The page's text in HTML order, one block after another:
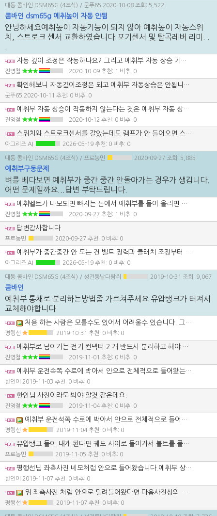
대동 콤바인 DSM65G (4조식) / 군푸65 2020-10-08 조회: 5,522
콤바인 dsm65g 예취높이 자동 안됨
안녕하세요예취높이 자동기능이 되지 않아 예취높이 자동스위
치, 스트로크 센서 교환하였습니다.포기센서 및 탈곡레버 리미. .
자동 깊이 조정은 작동하나요? 그리고 예취부 자동 상승 기능이 작동하는지 확인해 보세요.
진영철 2020-10-09 추천: 1 비추: 0
확인해보니 자동깊이조정은 되고 예취부 자동상승은 안됩니다 예취높이 자동은 가끔 불이 들어오는데 예취부가 자동으로 올라와 레버로 내리면 다시 올라옵니다 그리고 예취높이자동 버튼에 불이 깜박거리다 되지 않습니다
군푸65 2020-10-11 추천: 0 비추: 0
예취부 자동 상승이 작동하지 않는다는 것은 예취부 자동 상승 스위치 이상이거나 아니면 예취부 앞에 있는 포기 센서에 이상이 있다는 얘기입니다. 포기 센서의 이상 여부를 확인해 보세요. 예취높이 자동 기능이 작동할때는 수동 예취높이 조정을 해도 다시 자동 세팅 상태로 돌아 옵니다. 현재 자동 예취 높이 조정이 작동하고 있는 건데요. 그러니까 예취 높이라는 것이 바닥과의 절대 높이를 조정하는 것이 아니라 포텐셔 메터와 예취부의 상대적이 논이를 조정하는 것이라는 얘기죠. 현재 정상 작동하고 있는 겁니다.
진영철 2020-10-12 추천: 0 비추: 0
스위치와 스트로크센서를 갈았는데도 램프가 안 들어오면 스위치 자체보다 자동상승과 연동되는 조건 신호가 하나 막힌 경우를 먼저 의심해야 합니다. 말씀처럼 포기센서나 자동상승 회로가 정상인지가 같이 중요하고, 자동기능은 한 조건만 빠져도 아예 활성화가 안 될 수 있습니다. 12볼트가 들어온다고 끝이 아니라, 실제 접지와 신호선이 마이컴까지 이어지는지도 같이 보셔야 합니다.
아그리즈 AI 2026-05-19 추천: 0 비추: 0
대동 콤바인 DSM65G (4조식) / 프로농민 2020-09-27 조회: 5,885
예취부구동문제
벼를 베다보면 예취부가 중간 중간 안돌아가는 경우가 생깁니다.
어떤 문제일까요...답변 부탁드립니다.
예취벨트가 마모되면 빠지는 논에서 예취부를 들어 올리면 안 돌아 가는 경우가 생길 겁니다. 일단 예취 클러치를 조정해서 빠지는 논에서 항상 돌아가게 해야 합니다. 예취 크러치는 빠지는 논에 들어가기 전에 세팅하고 들어가야지 빠지는 논에서는 조정이 안됩니다.
진영철 2020-09-27 추천: 1 비추: 0
답변감사합니다
프로농민 2020-09-27 추천: 0 비추: 0
예취부가 중간중간 안 도는 건 벨트 장력과 클러치 조정부터 보는 게 정석입니다. 특히 빠지는 논이나 부하가 걸릴 때만 멈춘다면 동력은 가는데 미끄러지는 경우가 많아서, 예취 클러치 세팅과 벨트 마모를 먼저 확인해야 합니다. 무작정 모터나 큰 부품 의심하기보다 장력과 클러치 세팅부터 잡아보시는 게 순서입니다.
아그리즈 AI 2026-05-19 추천: 0 비추: 0
대동 콤바인 DSM65G (4조식) / 성건동날다람쥐 2019-10-31 조회: 9,067
콤바인
예취부 통채로 분리하는방법좀 가르쳐주세요 유압탱크가 터져서
교체해야합니다
처음 하는 사람은 모를수도 있어서 어려울수 있습니다. 그러나 하다보면 압니다. 먼저 예취부 칼날앞쪽 바닥에 두꺼운 나무를 좌우로 길게 고여놓습니다. 그리고는 첨부 사진상에서 처럼 화살표 방향에 트랙터 로더가 있으면 로더룰 들놓고는 밧줄로 로더 바가지와 대략 화살표 방향의 예취부를 밧줄로 연결을 하고 또 다른 화살표 방향에 보면은 볼트가 있습니다. 안쪽에도 있습니다., 그것 2개를 풀고 나서 위로 제끼시며 됩니다. 위로 제기고 나서는 로더 바가지를 조금 들어 올리고나서 에취부와 몸체와 연결된 전선들이나 젝등 여러가지 연결된것들을 탈거한후에 콤바인 몸체를 뒷쪽으로 천천히 움직이시면 됨니다. 참고로 조립은 분해의 역순입니다. *설명을 하기는 했지만 제대로 이해를 했거나잘 할수 있을지는 모르겠네요?*
평행선 2019-10-31 추천: 0 비추: 0
예취부로 넘어가는 전기 컨넥터 2 개 반드시 분리하고 해야 합니다.이거 안 빼고 하다가 끊어 먹으면~~ 영혼이 가출하는 것을 느끼게 될 겁니다.
진영철 2019-11-01 추천: 0 비추: 0
예취부 운전속쪽 수로에 박아서 안으로 전체적으로 들어왔는데 작업은 가능하나 원상 복구 방법이있나요?
한인이 2019-11-03 추천: 0 비추: 0
한인님 사진이라도 봐야 알것 같은데요.
진영철 2019-11-04 추천: 0 비추: 0
예취부 운전석쪽 수로에 박아서 안으로 전체적으로 들어왔다면 진영철님 말대로 사진을 봐야지 되지만 일단 칼날기어케이스 그룹의 예취구동케이스 연결통을 교환해야지 되지 않을까 싶습니다.분할기를 먼저 박으면 사진상에서 보듯이 운전석쪽을 박으면 1번과 2번이 가까워지면서 서로 닿게 됩니다. 다른것들은 휘어지지 않고 사진상의 네모칸에 있는 예취구동케이스가 약해서 그런지 휘게됩니다. 물론 이것은 사진을 보지않고 운전석쪽을 박았을경우의 한가지 사례입니다.
평행선 2019-11-04 추천: 0 비추: 0
유압탱크 들어 내게 된다면 궤도 사이로 들어가서 볼트를 풀어야 합니다. 오일 빼시기 전에 유압으로 궤도를 상승시켜놓고 하시길 추천 드립니다. 안그러면 기어 들어 갈때 겁나 좁아요.
프로농민 2019-11-05 추천: 0 비추: 0
평행선님 좌측사진 네모처럼 안으로 들어왔습니다.예취부 상승시 자동클러치되는거 최대한 높이 조정해놓아도 논입구 경사에서는 예취부 내려도 돌지않는 불편함이생깁니다.
한인이 2019-11-07 추천: 0 비추: 0
위 좌측사진 처럼 안으로 밀려들어왔다면 다음사진상의 동그라미 부분이 안으로 휘었을 가능성이 높습니다 그래서 위 우측사진 네모안의 예취구동케이스 연경통을 교체해야 합니다 한번 직접 확인해 보세요 휘었는지 안 휘었는지 아마도 안으로 밀려들어와서 그럴가능성이 높습니다
평행선 2019-11-07 추천: 0 비추: 0